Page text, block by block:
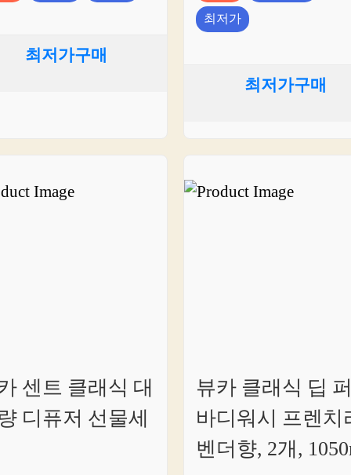
최저가구매
최저가
최저가구매
센트 클래식 대
디퓨저 선물세
뷰카 클래식 딥
바디워시 프렌치
벤더향, 2개,